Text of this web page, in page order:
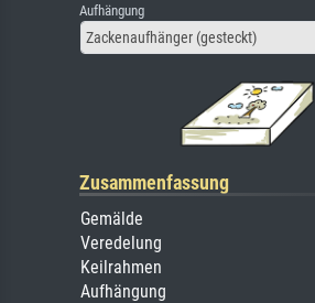
Aufhängung
Zackenaufhänger (gesteckt)
Zusammenfassung
Gemälde
Veredelung
Keilrahmen
Aufhängung